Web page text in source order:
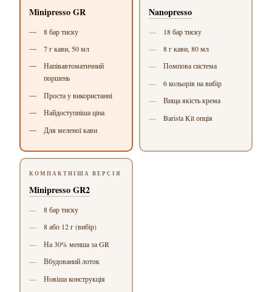
Minipresso GR
8 бар тиску
7 г кави, 50 мл
Напівавтоматичний
поршень
Проста у використанні
Найдоступніша ціна
Для меленої кави
Nanopresso
18 бар тиску
8 г кави, 80 мл
Помпова система
6 кольорів на вибір
Вища якість крема
Barista Kit опція
КОМПАКТНІША ВЕРСІЯ
Minipresso GR2
8 бар тиску
8 або 12 г (вибір)
На 30% менша за GR
Вбудований лоток
Новіша конструкція